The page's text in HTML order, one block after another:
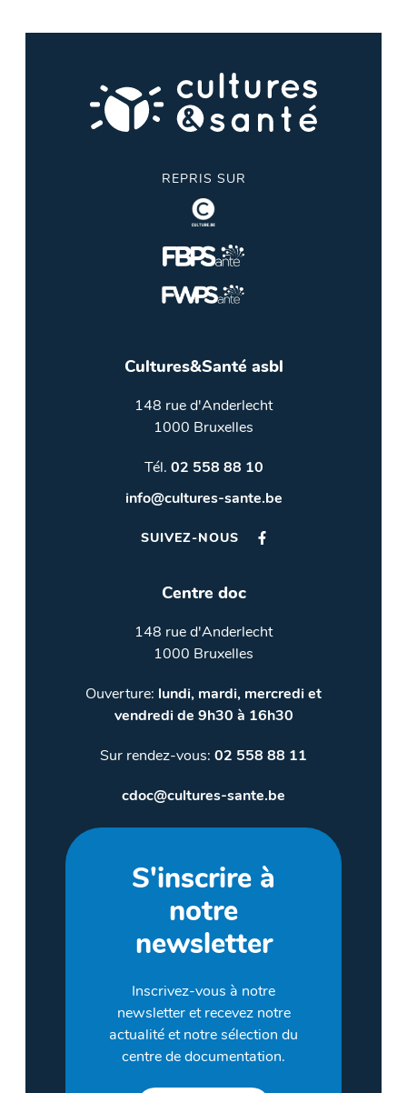
REPRIS SUR
Cultures&Santé asbl
148 rue d'Anderlecht
1000 Bruxelles
Tél. 02 558 88 10
info@cultures-sante.be
SUIVEZ-NOUS
Centre doc
148 rue d'Anderlecht
1000 Bruxelles
Ouverture: lundi, mardi, mercredi et
vendredi de 9h30 à 16h30
Sur rendez-vous: 02 558 88 11
cdoc@cultures-sante.be
S'inscrire à
notre
newsletter
Inscrivez-vous à notre
newsletter et recevez notre
actualité et notre sélection du
centre de documentation.